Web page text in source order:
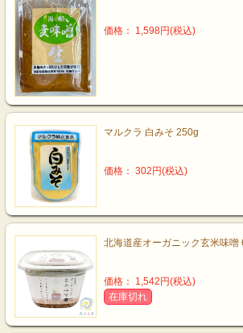
価格： 1,598円(税込)
マルクラ 白みそ 250g
価格： 302円(税込)
北海道産オーガニック玄米味噌
価格： 1,542円(税込)
在庫切れ